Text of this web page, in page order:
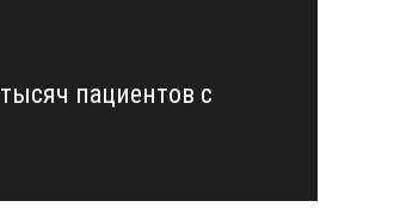
пациентов с